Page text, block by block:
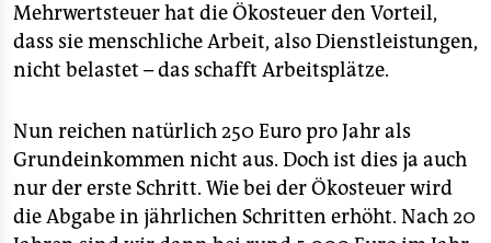
Mehrwertsteuer hat die Ökosteuer den Vorteil,
dass sie menschliche Arbeit, also Dienstleistungen,
nicht belastet – das schafft Arbeitsplätze.
Nun reichen natürlich 250 Euro pro Jahr als
Grundeinkommen nicht aus. Doch ist dies ja auch
nur der erste Schritt. Wie bei der Ökosteuer wird
die Abgabe in jährlichen Schritten erhöht. Nach 20